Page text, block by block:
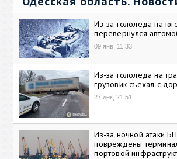
Из-за гололеда на
перевернулся
09 янв, 11:33
Из-за гололеда на
грузовик съехал с
27 дек, 21:51
Из-за ночной атаки
повреждены
портовой